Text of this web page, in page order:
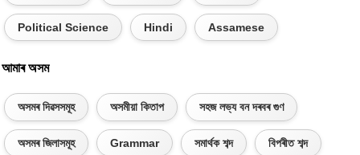
Political Science Hindi Assamese
আমাৰ অসম
অসমৰ দিৱসসমূহ অসমীয়া কিতাপ সহজ লভ্য বন দৰবৰ গুণ
অসমৰ জিলাসমূহ Grammar সমাৰ্থক শব্দ বিপৰীত শব্দ